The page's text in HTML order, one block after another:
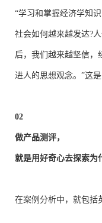
“学习和掌握经济学知
社会如何越来越发达?
后，我们越来越坚信，
进人的思想观念。”这
02
做产品测评，
就是用好奇心去探索为
在案例分析中，就包括